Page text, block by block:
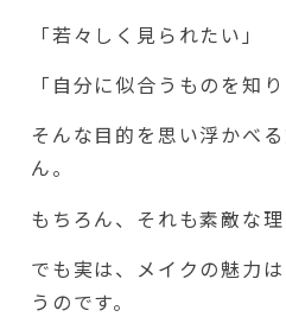
「若々しく見られたい」
「自分に似合うものを知り
そんな目的を思い浮かべ
ん。
もちろん、それも素敵な理
でも実は、メイクの魅力
うのです。